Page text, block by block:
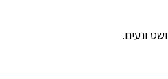
ונעים.